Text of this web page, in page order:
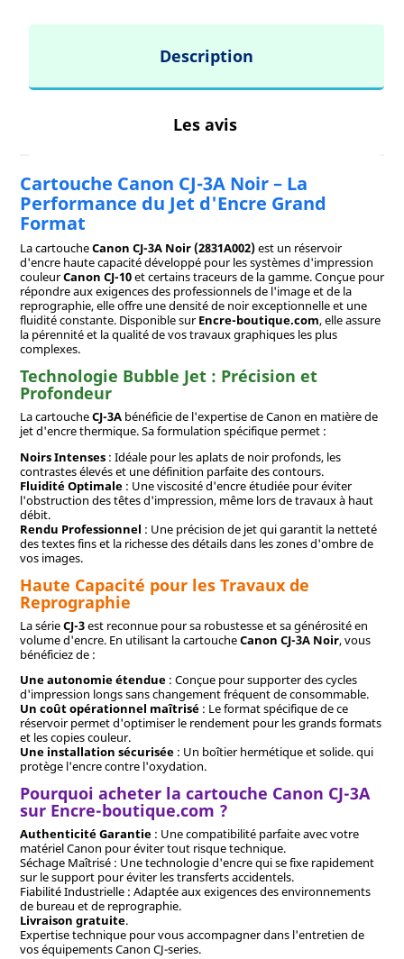
Description
Les avis
Cartouche Canon CJ-3A Noir – La
Performance du Jet d'Encre Grand
Format
La cartoucheCanon CJ-3A Noir (2831A002)est un réservoir
d'encre haute capacité développé pour les systèmes d'impression
couleurCanon CJ-10et certains traceurs de la gamme. Conçue pour
répondre aux exigences des professionnels de l'image et de la
reprographie, elle offre une densité de noir exceptionnelle et une
fluidité constante. Disponible surEncre-boutique.com, elle assure
la pérennité et la qualité de vos travaux graphiques les plus
complexes.
Technologie Bubble Jet : Précision et
Profondeur
La cartoucheCJ-3Abénéficie de l'expertise de Canon en matière de
jet d'encre thermique. Sa formulation spécifique permet :
Noirs Intenses: Idéale pour les aplats de noir profonds, les
contrastes élevés et une définition parfaite des contours.
Fluidité Optimale: Une viscosité d'encre étudiée pour éviter
l'obstruction des têtes d'impression, même lors de travaux à haut
débit.
Rendu Professionnel : Une précision de jet qui garantit la netteté
des textes fins et la richesse des détails dans les zones d'ombre de
vos images.
Haute Capacité pour les Travaux de
Reprographie
La sérieCJ-3est reconnue pour sa robustesse et sa générosité en
volume d'encre. En utilisant la cartoucheCanon CJ-3A Noir, vous
bénéficiez de :
Une autonomie étendue: Conçue pour supporter des cycles
d'impression longs sans changement fréquent de consommable.
Un coût opérationnel maîtrisé: Le format spécifique de ce
réservoir permet d'optimiser le rendement pour les grands formats
et les copies couleur.
Une installation sécurisée: Un boîtier hermétique et solide. qui
protège l'encre contre l'oxydation.
Pourquoi acheter la cartouche Canon CJ-3A
sur Encre-boutique.com ?
Authenticité Garantie: Une compatibilité parfaite avec votre
matériel Canon pour éviter tout risque technique.
Séchage Maîtrisé : Une technologie d'encre qui se fixe rapidement
sur le support pour éviter les transferts accidentels.
Fiabilité Industrielle : Adaptée aux exigences des environnements
de bureau et de reprographie.
Livraison gratuite.
Expertise technique pour vous accompagner dans l'entretien de
vos équipements Canon CJ-series.